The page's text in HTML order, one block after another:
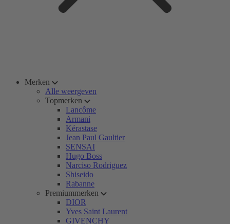
Merken
Alle weergeven
Topmerken
Lancôme
Armani
Kérastase
Jean Paul Gaultier
SENSAI
Hugo Boss
Narciso Rodriguez
Shiseido
Rabanne
Premiummerken
DIOR
Yves Saint Laurent
GIVENCHY